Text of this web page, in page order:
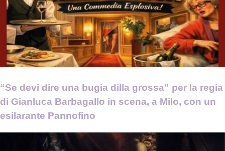
“Se devi dire una bugia dilla grossa” per la regia
di Gianluca Barbagallo in scena, a Milo, con un
esilarante Pannofino